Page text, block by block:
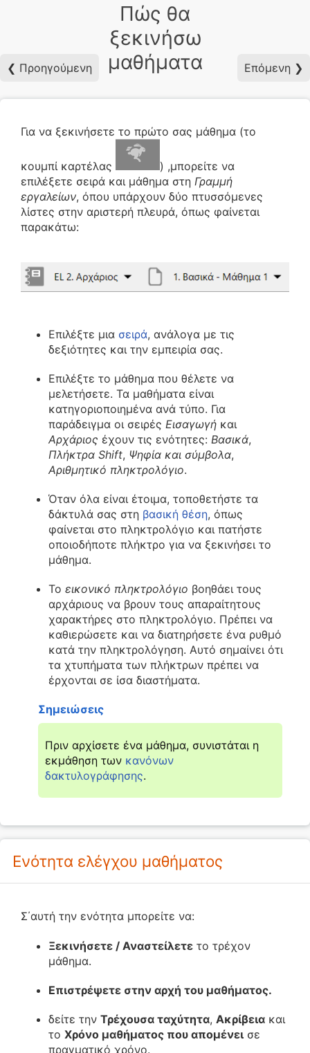
Πώς θα
ξεκινήσω
μαθήματα
❮ Προηγούμενη Επόμενη ❯
Για να ξεκινήσετε το πρώτο σας μάθημα (το
κουμπί καρτέλας
) ,μπορείτε να
επιλέξετε σειρά και μάθημα στη Γραμμή
εργαλείων, όπου υπάρχουν δύο πτυσσόμενες
λίστες στην αριστερή πλευρά, όπως φαίνεται
παρακάτω:
Επιλέξτε μια σειρά, ανάλογα με τις
δεξιότητες και την εμπειρία σας.
Επιλέξτε το μάθημα που θέλετε να
μελετήσετε. Τα μαθήματα είναι
κατηγοριοποιημένα ανά τύπο. Για
παράδειγμα οι σειρές Εισαγωγή και
Αρχάριος έχουν τις ενότητες: Βασικά,
Πλήκτρα Shift, Ψηφία και σύμβολα,
Αριθμητικό πληκτρολόγιο.
Όταν όλα είναι έτοιμα, τοποθετήστε τα
δάκτυλά σας στη βασική θέση, όπως
φαίνεται στο πληκτρολόγιο και πατήστε
οποιοδήποτε πλήκτρο για να ξεκινήσει το
μάθημα.
Το εικονικό πληκτρολόγιο βοηθάει τους
αρχάριους να βρουν τους απαραίτητους
χαρακτήρες στο πληκτρολόγιο. Πρέπει να
καθιερώσετε και να διατηρήσετε ένα ρυθμό
κατά την πληκτρολόγηση. Αυτό σημαίνει ότι
τα χτυπήματα των πλήκτρων πρέπει να
έρχονται σε ίσα διαστήματα.
Σημειώσεις
Πριν αρχίσετε ένα μάθημα, συνιστάται η
εκμάθηση των κανόνων
δακτυλογράφησης.
Ενότητα ελέγχου μαθήματος
Σ΄αυτή την ενότητα μπορείτε να:
Ξεκινήσετε / Αναστείλετε το τρέχον
μάθημα.
Επιστρέψετε στην αρχή του μαθήματος.
δείτε την Τρέχουσα ταχύτητα, Ακρίβεια και
το Χρόνο μαθήματος που απομένει σε
πραγματικό χρόνο.